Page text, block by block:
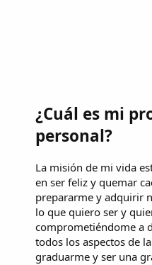
¿Cuál es mi
personal?
La misión de mi vida
en ser feliz y quemar
prepararme y adquirir
lo que quiero ser y
comprometiéndome a
todos los aspectos de
graduarme y ser una